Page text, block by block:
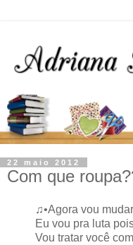
22 maio 2012
Com que
♫•Agora vou
Eu vou pra luta
Vou tratar você